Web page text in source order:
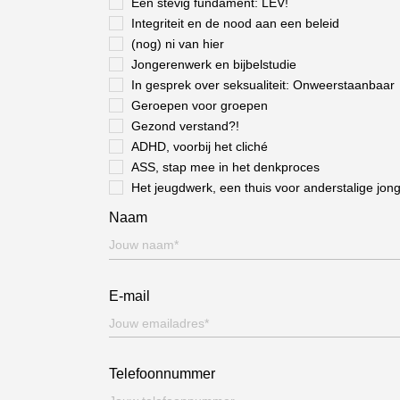
Integriteit en de nood aan een beleid
(nog) ni van hier
Jongerenwerk en bijbelstudie
In gesprek over seksualiteit: Onweerstaanbaar
Geroepen voor groepen
Gezond verstand?!
ADHD, voorbij het cliché
ASS, stap mee in het denkproces
Het jeugdwerk, een thuis voor anderstalige
Naam
E-mail
Telefoonnummer